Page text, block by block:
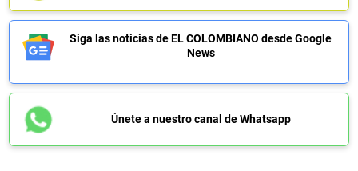
Siga las noticias de EL COLOMBIANO desde Google
News
Únete a nuestro canal de Whatsapp